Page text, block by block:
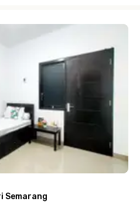
Semarang